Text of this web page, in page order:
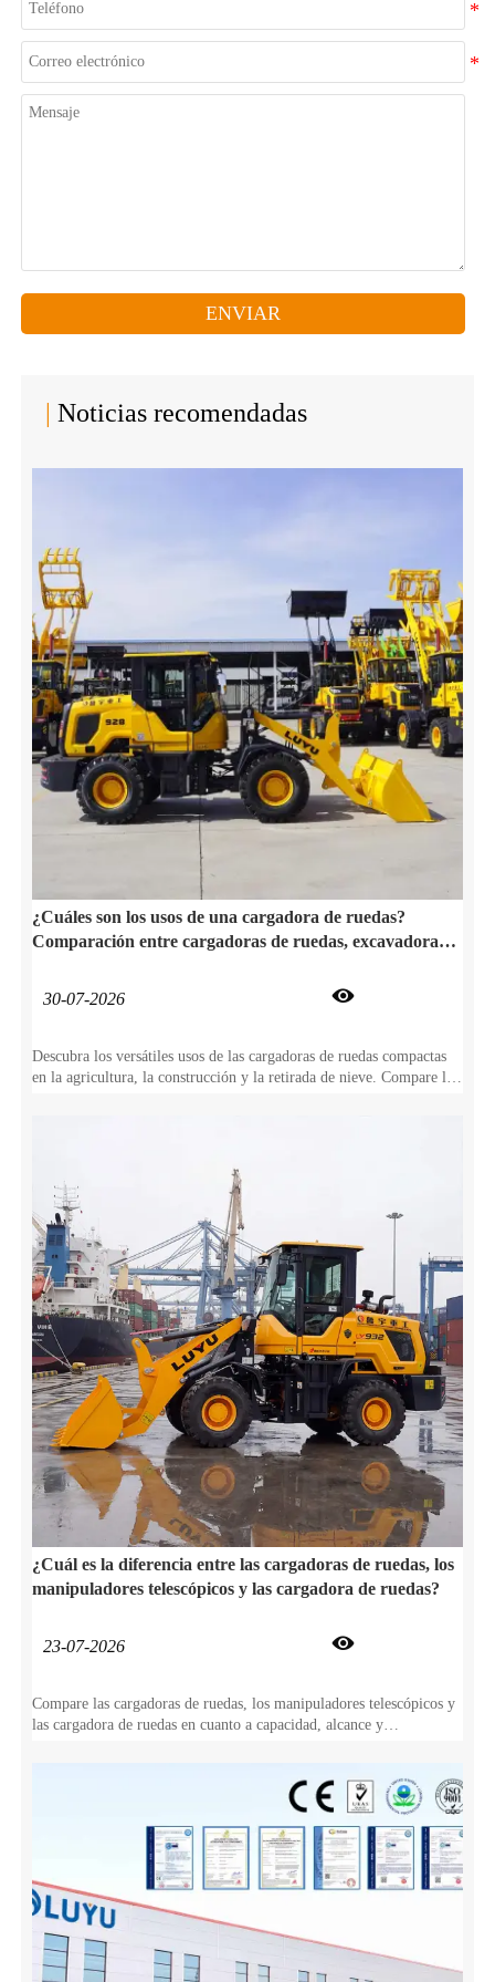
ENVIAR
Noticias recomendadas
¿Cuáles son los usos de una cargadora de ruedas?
Comparación entre cargadoras de ruedas, excavadoras y
30-07-2026

Descubra los versátiles usos de las cargadoras de ruedas compactas
en la agricultura, la construcción y la retirada de nieve. Compare las
¿Cuál es la diferencia entre las cargadoras de ruedas, los
manipuladores telescópicos y las cargadora de ruedas?
23-07-2026 
Compare las cargadoras de ruedas, los manipuladores telescópicos y
las cargadora de ruedas en cuanto a capacidad, alcance y